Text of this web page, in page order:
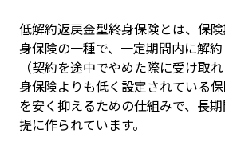
低解約返戻金型終身保険とは、保
身保険の一種で、一定期間内に解
（契約を途中でやめた際に受け取
身保険よりも低く設定されている
を安く抑えるための仕組みで、長
提に作られています。